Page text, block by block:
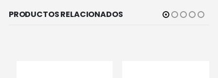
PRODUCTOS RELACIONADOS